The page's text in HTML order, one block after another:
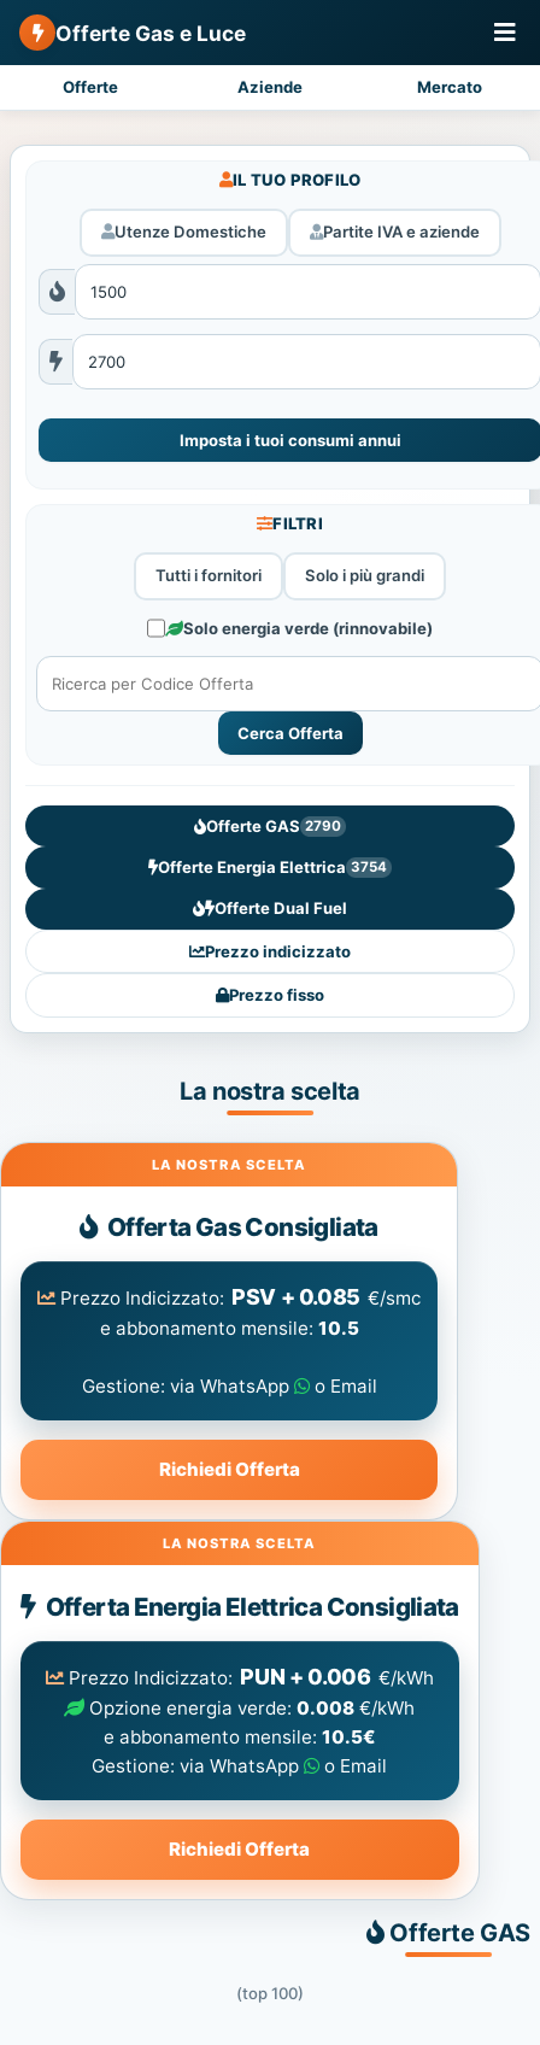
Offerte Gas e Luce
Offerte Aziende Mercato
IL TUO PROFILO
Utenze Domestiche Partite IVA e aziende
Imposta i tuoi consumi annui
FILTRI
Tutti i fornitori Solo i più grandi
Solo energia verde (rinnovabile)
Cerca Offerta
Offerte GAS 2790
Offerte Energia Elettrica 3754
Offerte Dual Fuel
Prezzo indicizzato
Prezzo fisso
La nostra scelta
Gas
Offerta Gas Consigliata
Prezzo Indicizzato: PSV + 0.085 €/smc
e abbonamento mensile: 10.5
Gestione: via WhatsApp o Email
Richiedi Offerta
Energia
Elettrica
consigliata
Offerta Energia Elettrica Consigliata
Prezzo Indicizzato: PUN + 0.006 €/kWh
Opzione energia verde:0.008 €/kWh
e abbonamento mensile: 10.5€
Gestione: via WhatsApp
o Email
Richiedi Offerta
Offerte GAS
(top 100)